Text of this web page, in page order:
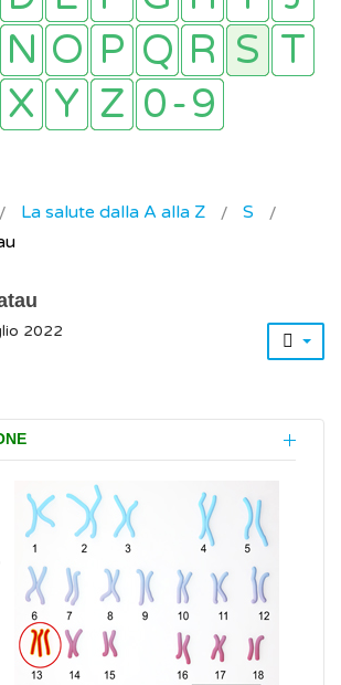
La salute dalla A alla Z
S
2022